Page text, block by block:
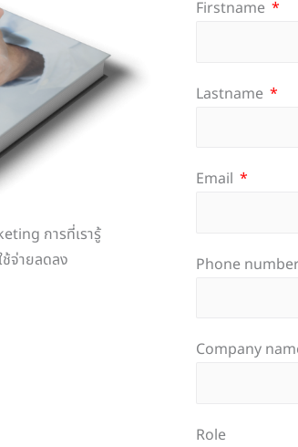
การที่เรารู้
ช้จ่ายลดลง
Firstname
Lastname
Email
Phone
Company
Role